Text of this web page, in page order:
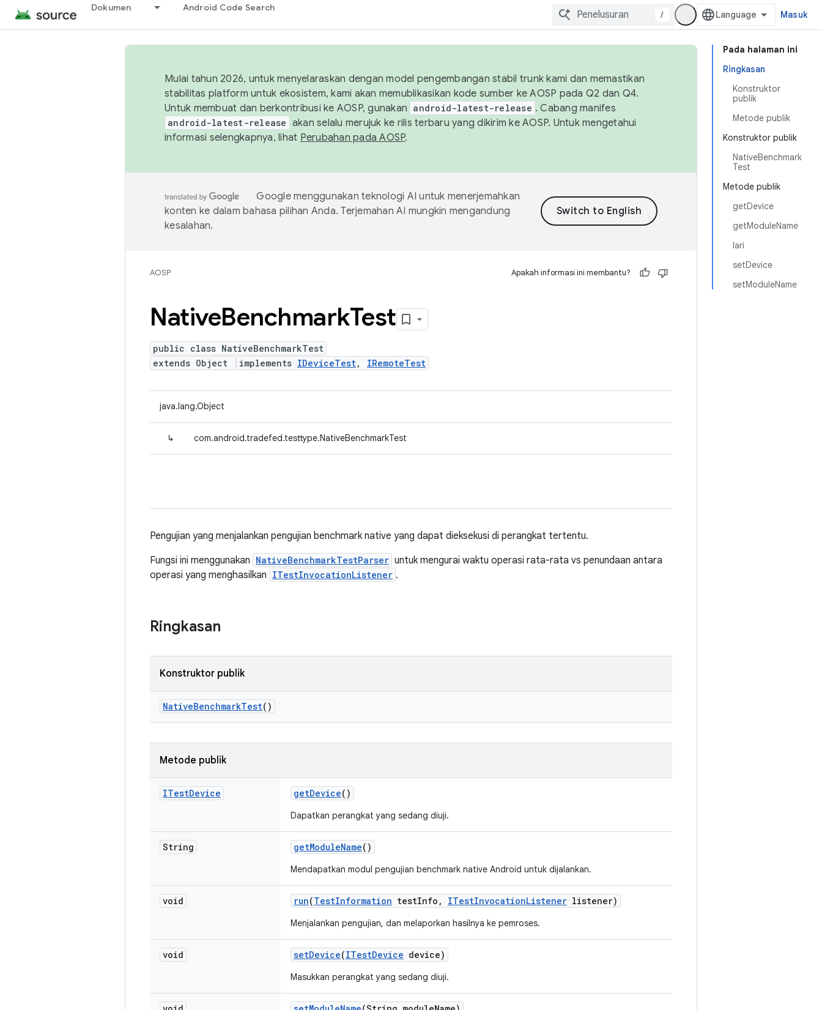
Dokumen Android Code Search
/ Masuk
Pada halaman ini
Ringkasan
Konstruktor
publik
Metode publik
Konstruktor publik
NativeBenchmark
Test
Metode publik
getDevice
getModuleName
lari
setDevice
setModuleName
Mulai tahun 2026, untuk menyelaraskan dengan model pengembangan stabil trunk kami dan memastikan
stabilitas platform untuk ekosistem, kami akan memublikasikan kode sumber ke AOSP pada Q2 dan Q4.
Untuk membuat dan berkontribusi ke AOSP, gunakan android-latest-release . Cabang manifes
android-latest-release akan selalu merujuk ke rilis terbaru yang dikirim ke AOSP. Untuk mengetahui
informasi selengkapnya, lihat Perubahan pada AOSP.
Google menggunakan teknologi AI untuk menerjemahkan
konten ke dalam bahasa pilihan Anda. Terjemahan AI mungkin mengandung
kesalahan.
AOSP Apakah informasi ini membantu?
NativeBenchmarkTest
public class NativeBenchmarkTest
extends Object
implements IDeviceTest, IRemoteTest
java.lang.Object
↳ com.android.tradefed.testtype.NativeBenchmarkTest
Pengujian yang menjalankan pengujian benchmark native yang dapat dieksekusi di perangkat tertentu.
Fungsi ini menggunakan NativeBenchmarkTestParser untuk mengurai waktu operasi rata-rata vs penundaan antara
operasi yang menghasilkan ITestInvocationListener .
Ringkasan
Konstruktor publik
NativeBenchmarkTest()
Metode publik
ITestDevice getDevice()
Dapatkan perangkat yang sedang diuji.
String getModuleName()
Mendapatkan modul pengujian benchmark native Android untuk dijalankan.
void run(TestInformation testInfo , ITestInvocationListener listener)
Menjalankan pengujian, dan melaporkan hasilnya ke pemroses.
void setDevice(ITestDevice device)
Masukkan perangkat yang sedang diuji.